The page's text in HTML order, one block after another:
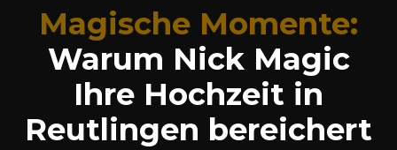
Magische Momente:
Warum Nick Magic
Ihre Hochzeit in
Reutlingen bereichert